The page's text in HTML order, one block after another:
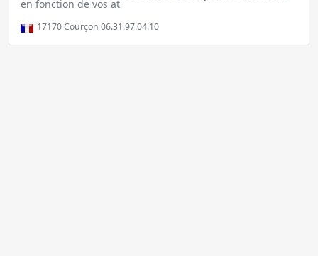
en fonction de vos at
17170Courçon 06.31.97.04.10